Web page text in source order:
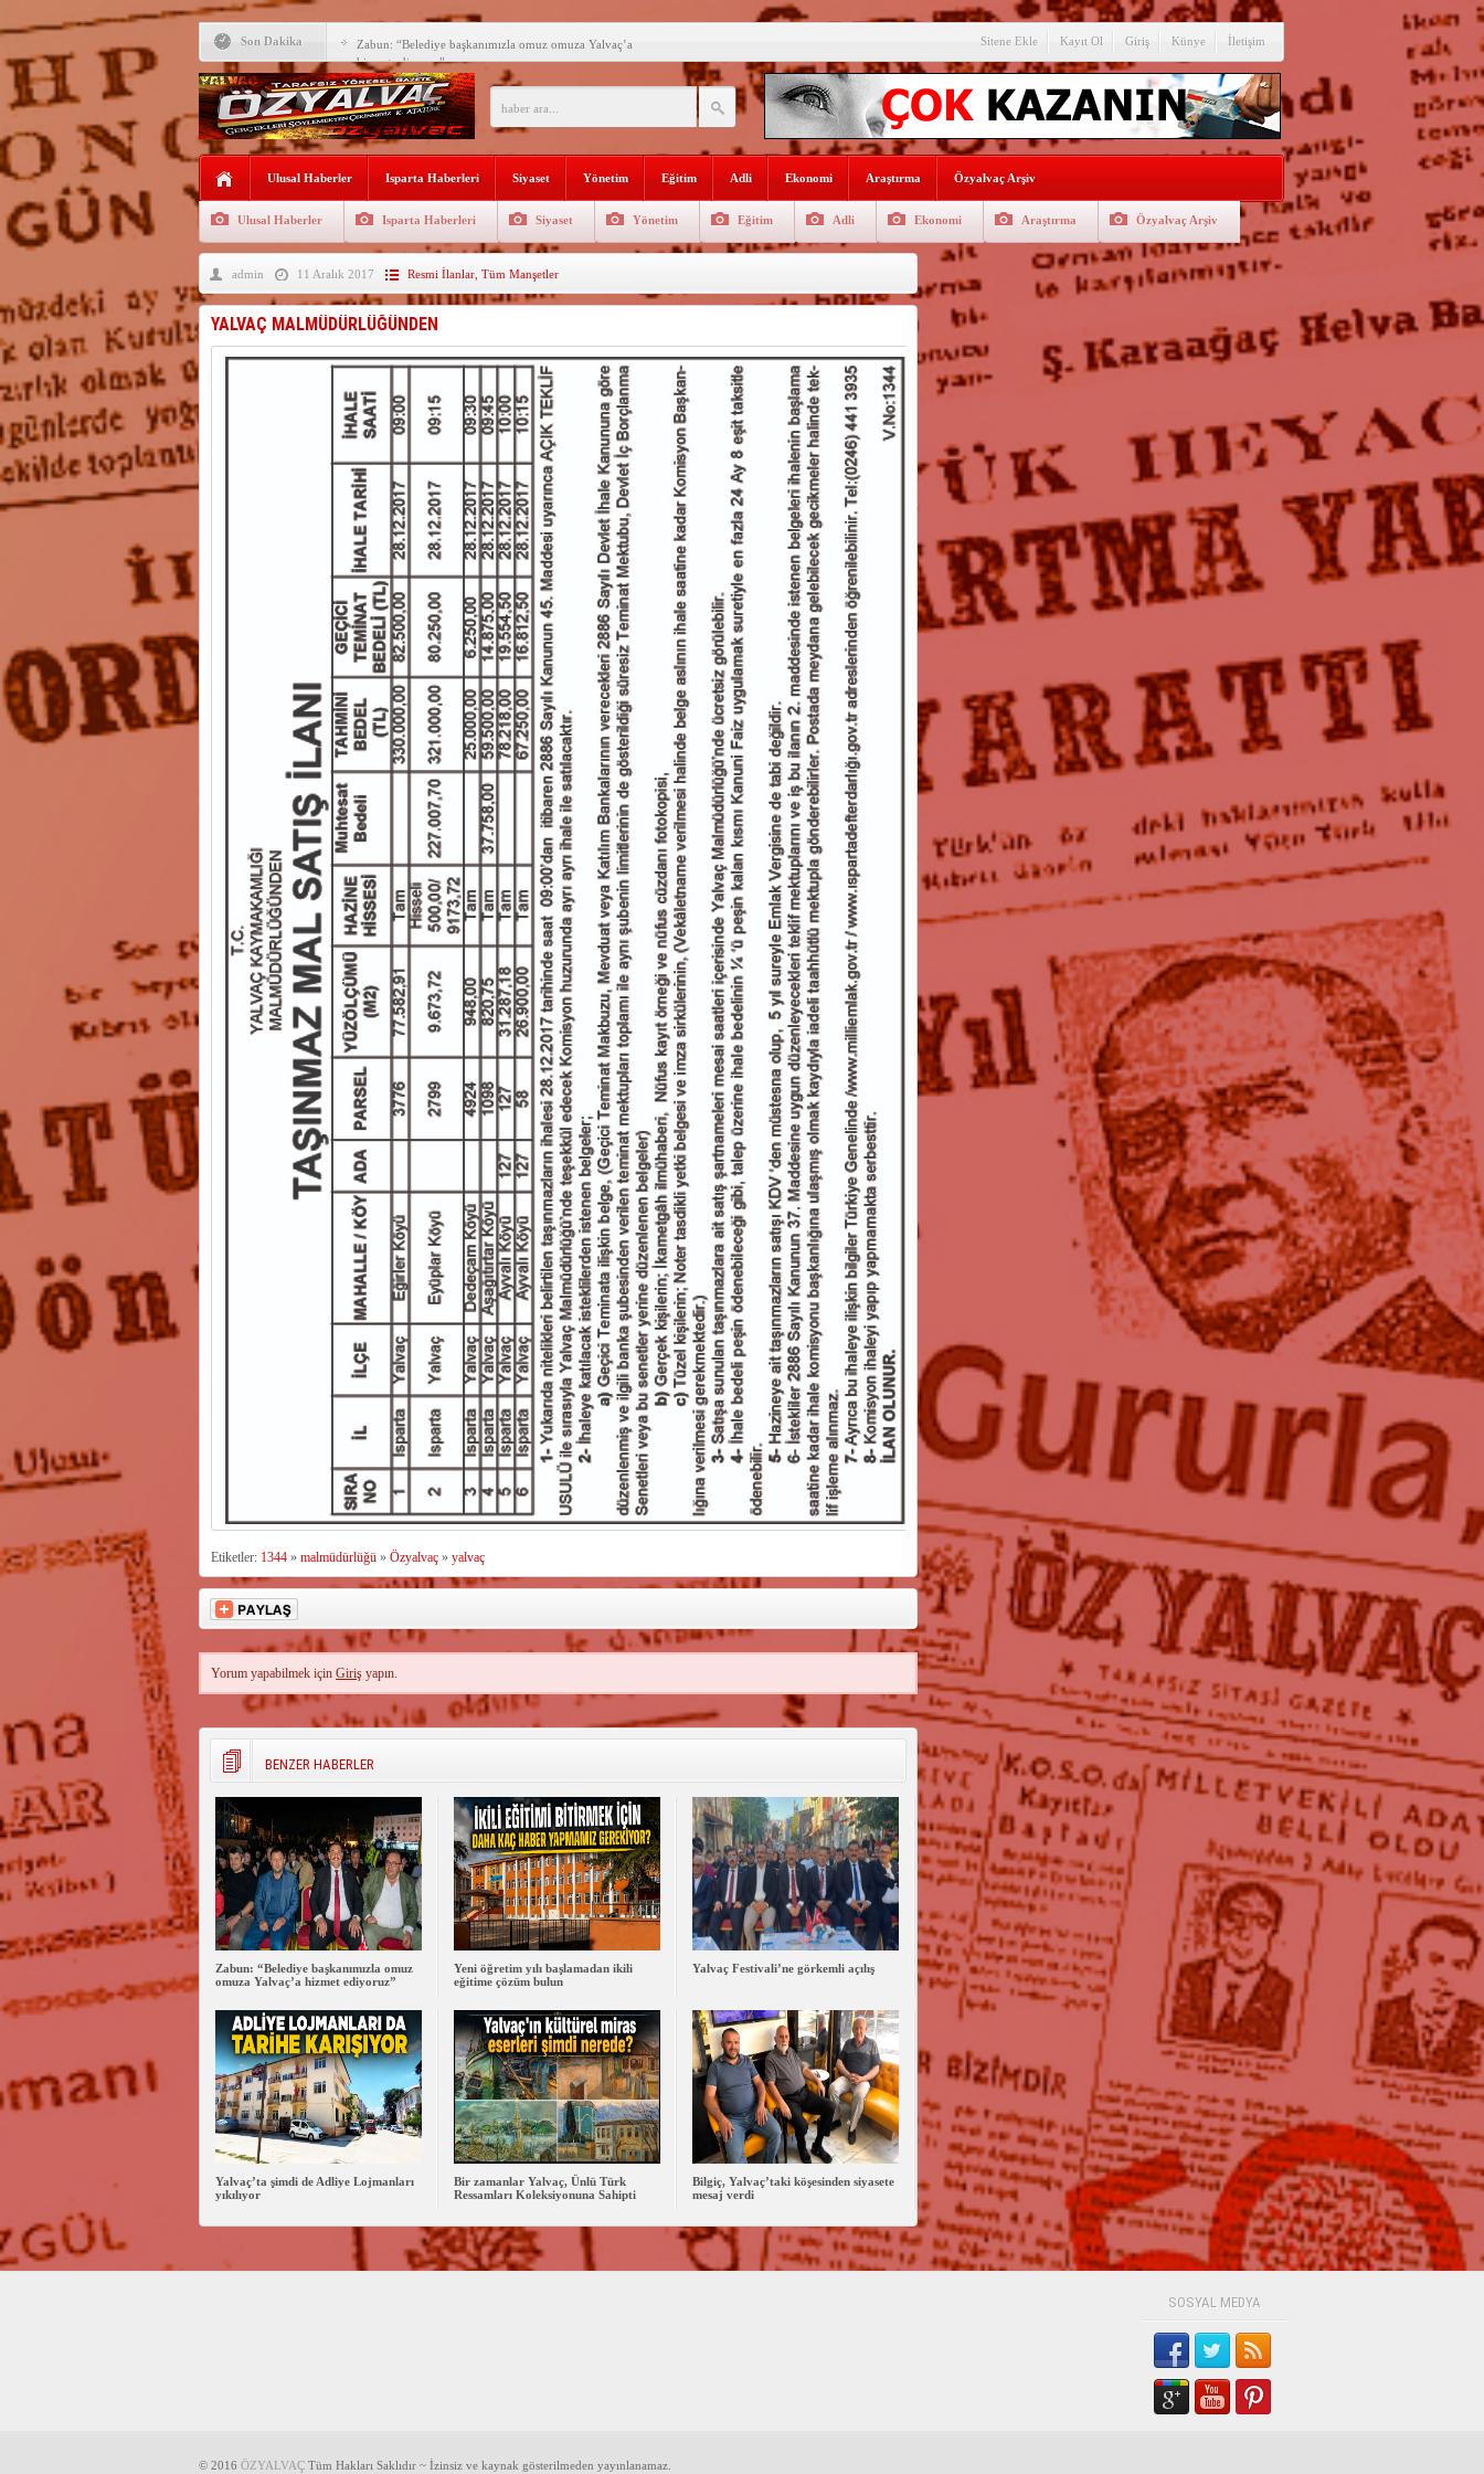
Son Dakika Zabun: “Belediye başkanımızla omuz omuza Yalvaç’a
hizmet ediyoruz”
Yeni öğretim yılı başlamadan ikili eğitime çözüm bulun
Yalvaç Festivali’ne görkemli açılış
Yalvaç’ta şimdi de Adliye Lojmanları yıkılıyor
Bir zamanlar Yalvaç, Ünlü Türk Ressamları Koleksiyonuna
Sahipti
Tunçbilek: “Ekmek Zammının Sorumlusu Fırıncı Değil,
Hükümettir”
Süreyya Sadi Bilgiç’ten Başkan Kodal’a ziyaret
Arıcılara 3 yılda 1900 kovan dağıtıldı
Sitene Ekle Kayıt Ol Giriş Künye İletişim
Ulusal Haberler Isparta Haberleri Siyaset Yönetim Eğitim Adli Ekonomi Araştırma Özyalvaç Arşiv
Ulusal Haberler Isparta Haberleri Siyaset Yönetim Eğitim Adli Ekonomi Araştırma Özyalvaç Arşiv
admin 11 Aralık 2017 Resmi İlanlar, Tüm Manşetler
YALVAÇ MALMÜDÜRLÜĞÜNDEN
Etiketler: 1344» malmüdürlüğü» Özyalvaç» yalvaç
Yorum yapabilmek içinGiriş yapın.
BENZER HABERLER
Zabun: “Belediye başkanımızla omuz
omuza Yalvaç’a hizmet ediyoruz”
Yeni öğretim yılı başlamadan ikili
eğitime çözüm bulun
Yalvaç Festivali’ne görkemli açılış
Yalvaç’ta şimdi de Adliye Lojmanları
yıkılıyor
Bir zamanlar Yalvaç, Ünlü Türk
Ressamları Koleksiyonuna Sahipti
Bilgiç, Yalvaç’taki köşesinden siyasete
mesaj verdi
SOSYAL MEDYA
© 2016 ÖZYALVAÇTüm Hakları Saklıdır ~ İzinsiz ve kaynak gösterilmeden yayınlanamaz.